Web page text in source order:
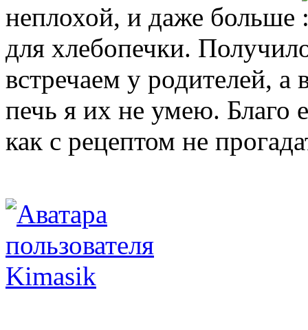
неплохой, и даже больше
для хлебопечки.
встречаем у родителей, а
печь я их не умею. Благо
как с рецептом не
Kimasik